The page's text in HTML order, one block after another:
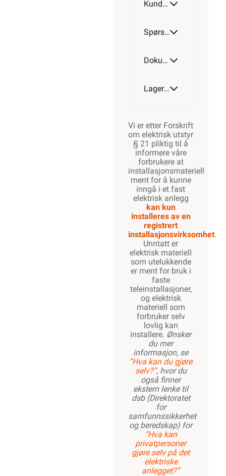
Kundeomtale
Spørsmål og svar
Dokumentasjon
Lagerstatus
Vi er etter Forskrift
om elektrisk utstyr
§ 21 pliktig til å
informere våre
forbrukere at
installasjonsmateriell
ment for å kunne
inngå i et fast
elektrisk anlegg
kan kun
installeres av en
registrert
installasjonsvirksomhet.
Unntatt er
elektrisk materiell
som utelukkende
er ment for bruk i
faste
teleinstallasjoner,
og elektrisk
materiell som
forbruker selv
lovlig kan
installere. Ønsker
du mer
informasjon, se
”Hva kan du gjøre
selv?”, hvor du
også finner
ekstern lenke til
dsb (Direktoratet
for
samfunnssikkerhet
og beredskap) for
“Hva kan
privatpersoner
gjøre selv på det
elektriske
anlegget?”